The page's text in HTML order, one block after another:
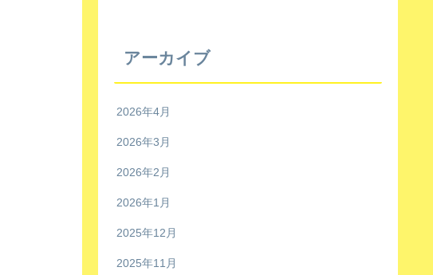
アーカイブ
2026年4月
2026年3月
2026年2月
2026年1月
2025年12月
2025年11月